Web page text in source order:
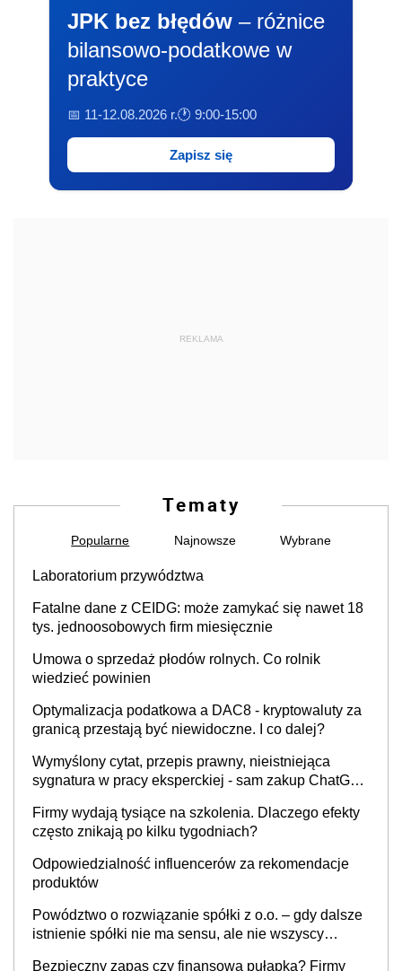
JPK bez błędów – różnice
bilansowo-podatkowe w
praktyce
📅 11-12.08.2026 r.🕐 9:00-15:00
Zapisz się
REKLAMA
Tematy
Popularne Najnowsze Wybrane
Laboratorium przywództwa
Fatalne dane z CEIDG: może zamykać się nawet 18
tys. jednoosobowych firm miesięcznie
Umowa o sprzedaż płodów rolnych. Co rolnik
wiedzieć powinien
Optymalizacja podatkowa a DAC8 - kryptowaluty za
granicą przestają być niewidoczne. I co dalej?
Wymyślony cytat, przepis prawny, nieistniejąca
sygnatura w pracy eksperckiej - sam zakup ChatGPT
Firmy wydają tysiące na szkolenia. Dlaczego efekty
często znikają po kilku tygodniach?
Odpowiedzialność influencerów za rekomendacje
produktów
Powództwo o rozwiązanie spółki z o.o. – gdy dalsze
istnienie spółki nie ma sensu, ale nie wszyscy
Bezpieczny zapas czy finansowa pułapka? Firmy